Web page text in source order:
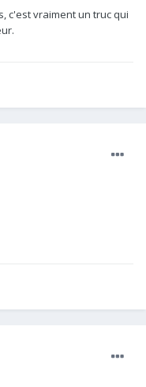
c'est vraiment un truc qui